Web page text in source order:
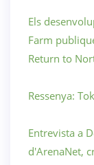
Els
Farm
Return to
Ressenya:
Entrevista a
d'ArenaNet,